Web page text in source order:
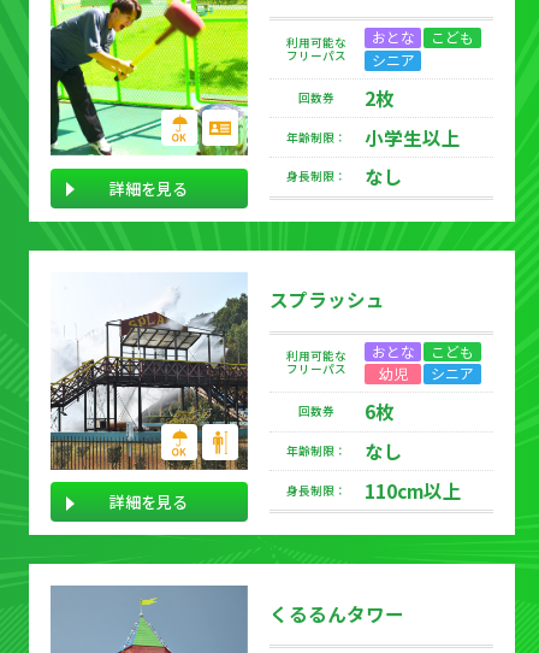
利用可能な
フリーパス
おとな
こども
シニア
回数券 2枚
年齢制限： 小学生以上
身長制限： なし
詳細を見る
スプラッシュ
利用可能な
フリーパス
おとな
こども
幼児
シニア
回数券 6枚
年齢制限： なし
身長制限： 110cm以上
詳細を見る
くるるんタワー